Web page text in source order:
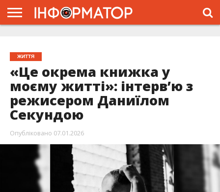
ЖИТТЯ
«Це окрема книжка у
моєму житті»: інтерв’ю з
режисером Даниїлом
Секундою
Опубліковано 07.01.2026